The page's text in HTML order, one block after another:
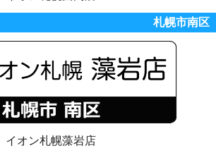
札幌市南区
イオン札幌藻岩店